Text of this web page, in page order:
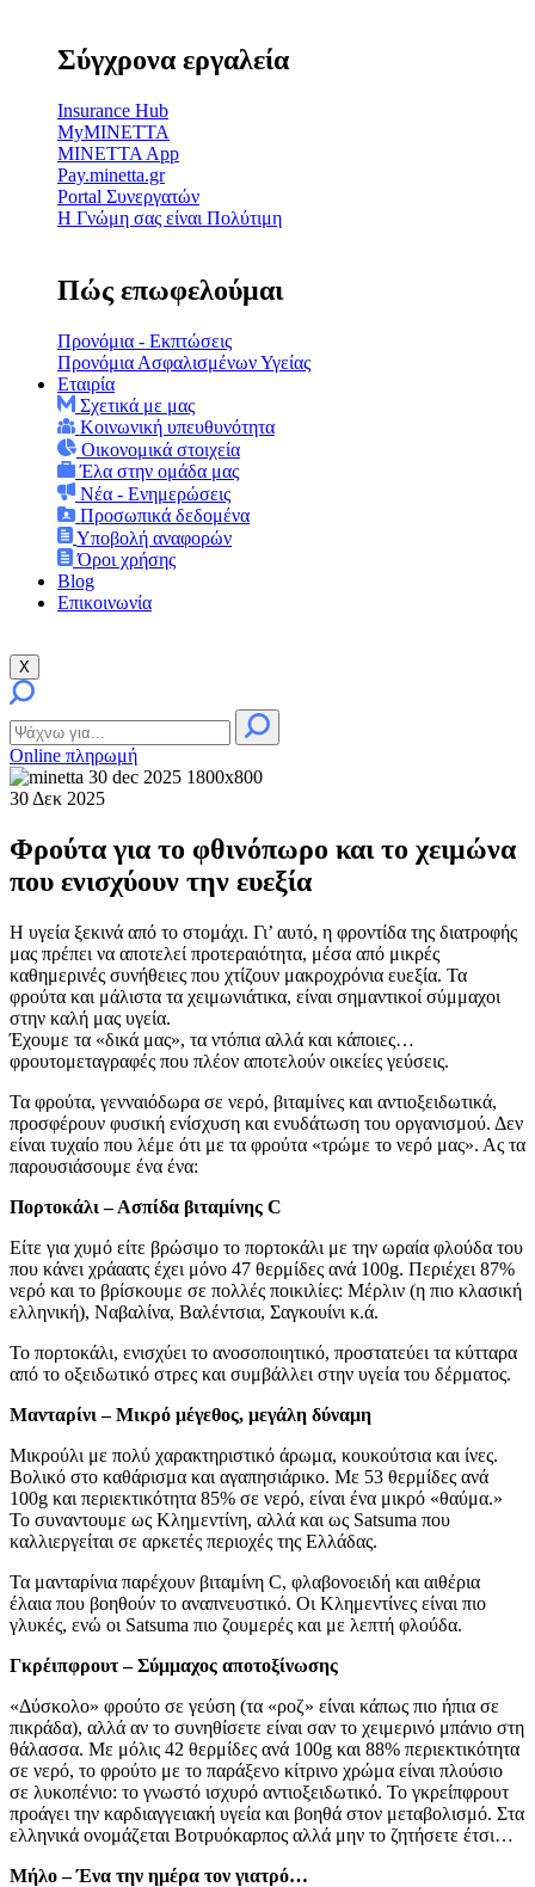
Σύγχρονα εργαλεία
Insurance Hub
MyMINETTA
MINETTA App
Pay.minetta.gr
Portal Συνεργατών
Η Γνώμη σας είναι Πολύτιμη
Πώς επωφελούμαι
Προνόμια - Εκπτώσεις
Προνόμια Ασφαλισμένων Υγείας
Εταιρία
Σχετικά με μας
Κοινωνική υπευθυνότητα
Οικονομικά στοιχεία
Έλα στην ομάδα μας
Νέα - Ενημερώσεις
Προσωπικά δεδομένα
Υποβολή αναφορών
Όροι χρήσης
Blog
Επικοινωνία
X
Online πληρωμή
30 Δεκ 2025
Φρούτα για το φθινόπωρο και το χειμώνα
που ενισχύουν την ευεξία
Η υγεία ξεκινά από το στομάχι. Γι’ αυτό, η φροντίδα της διατροφής
μας πρέπει να αποτελεί προτεραιότητα, μέσα από μικρές
καθημερινές συνήθειες που χτίζουν μακροχρόνια ευεξία. Τα
φρούτα και μάλιστα τα χειμωνιάτικα, είναι σημαντικοί σύμμαχοι
στην καλή μας υγεία.
Έχουμε τα «δικά μας», τα ντόπια αλλά και κάποιες…
φρουτομεταγραφές που πλέον αποτελούν οικείες γεύσεις.
Τα φρούτα, γενναιόδωρα σε νερό, βιταμίνες και αντιοξειδωτικά,
προσφέρουν φυσική ενίσχυση και ενυδάτωση του οργανισμού. Δεν
είναι τυχαίο που λέμε ότι με τα φρούτα «τρώμε το νερό μας». Ας τα
παρουσιάσουμε ένα ένα:
Πορτοκάλι – Ασπίδα βιταμίνης C
Είτε για χυμό είτε βρώσιμο το πορτοκάλι με την ωραία φλούδα του
που κάνει χράαατς έχει μόνο 47 θερμίδες ανά 100g. Περιέχει 87%
νερό και το βρίσκουμε σε πολλές ποικιλίες: Μέρλιν (η πιο κλασική
ελληνική), Ναβαλίνα, Βαλέντσια, Σαγκουίνι κ.ά.
Το πορτοκάλι, ενισχύει το ανοσοποιητικό, προστατεύει τα κύτταρα
από το οξειδωτικό στρες και συμβάλλει στην υγεία του δέρματος.
Μανταρίνι – Μικρό μέγεθος, μεγάλη δύναμη
Μικρούλι με πολύ χαρακτηριστικό άρωμα, κουκούτσια και ίνες.
Βολικό στο καθάρισμα και αγαπησιάρικο. Με 53 θερμίδες ανά
100g και περιεκτικότητα 85% σε νερό, είναι ένα μικρό «θαύμα.»
Το συναντουμε ως Κλημεντίνη, αλλά και ως Satsuma που
καλλιεργείται σε αρκετές περιοχές της Ελλάδας.
Τα μανταρίνια παρέχουν βιταμίνη C, φλαβονοειδή και αιθέρια
έλαια που βοηθούν το αναπνευστικό. Οι Κλημεντίνες είναι πιο
γλυκές, ενώ οι Satsuma πιο ζουμερές και με λεπτή φλούδα.
Γκρέιπφρουτ – Σύμμαχος αποτοξίνωσης
«Δύσκολο» φρούτο σε γεύση (τα «ροζ» είναι κάπως πιο ήπια σε
πικράδα), αλλά αν το συνηθίσετε είναι σαν το χειμερινό μπάνιο στη
θάλασσα. Με μόλις 42 θερμίδες ανά 100g και 88% περιεκτικότητα
σε νερό, το φρούτο με το παράξενο κίτρινο χρώμα είναι πλούσιο
σε λυκοπένιο: το γνωστό ισχυρό αντιοξειδωτικό. Το γκρείπφρουτ
προάγει την καρδιαγγειακή υγεία και βοηθά στον μεταβολισμό. Στα
ελληνικά ονομάζεται Βοτρυόκαρπος αλλά μην το ζητήσετε έτσι…
Μήλο – Ένα την ημέρα τον γιατρό…